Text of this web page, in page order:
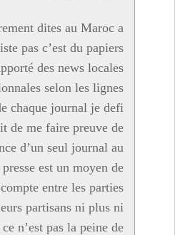
dites au Maroc a
pas c’est du papiers
des news locales
selon les lignes
chaque journal je defi
de me faire preuve de
d’un seul journal au
est un moyen de
entre les parties
partisans ni plus ni
n’est pas la peine de